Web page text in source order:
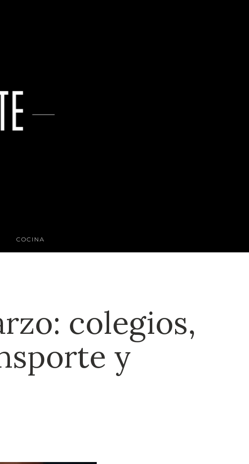
COCINA
colegios,
y